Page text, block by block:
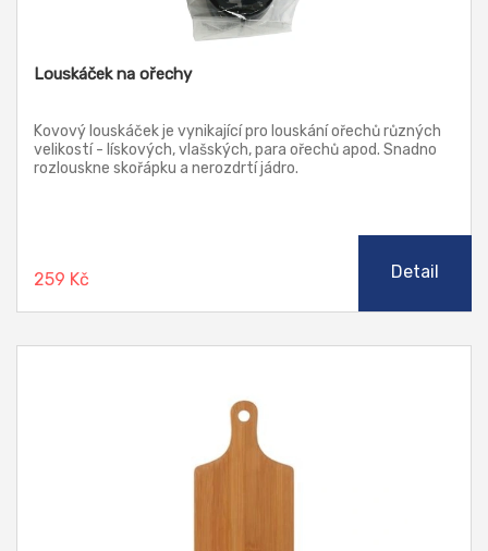
Louskáček na ořechy
Kovový louskáček je vynikající pro louskání ořechů různých
velikostí - lískových, vlašských, para ořechů apod. Snadno
rozlouskne skořápku a nerozdrtí jádro.
259 Kč Detail